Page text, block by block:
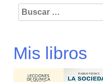
Buscar:
Mis libros